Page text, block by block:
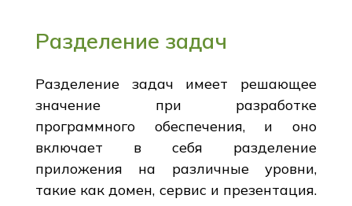
Разделение задач
Разделение задач имеет решающее
значение при разработке
программного обеспечения, и оно
включает в себя разделение
приложения на различные уровни,
такие как домен, сервис и презентация.